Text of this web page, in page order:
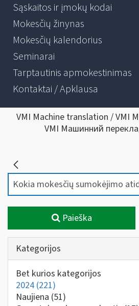
Sąskaitos ir įmokų kodai
Mokesčių žinynas
Mokesčių kalendorius
Seminarai
Tarptautinis apmokestinimas
Kontaktai / Apklausa
VMI Machine translation / VMI
VMI Машинний
Paieška
Kategorijos
Bet kurios kategorijos
2024 (221)
Naujiena (51)